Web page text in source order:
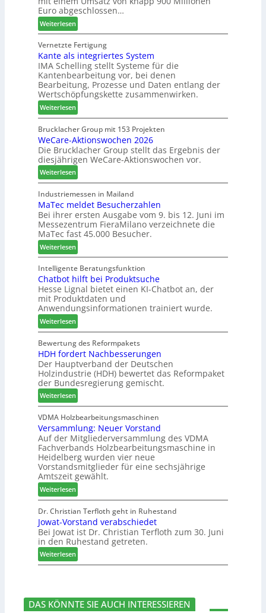
o
z
e
s
s
T
r
e
f
f
e
i
n
n
:
N
e
u
e
r
G
e
s
c
h
ä
f
t
s
f
ü
h
r
e
r
Euro abgeschlossen…
Weiterlesen:
S
C
M
z
i
e
h
t
B
i
l
a
n
z
i
n
I
t
a
l
i
e
n
Vernetzte Fertigung
Kante als integriertes System
IMA Schelling stellt Systeme für die
Kantenbearbeitung vor, bei denen
Bearbeitung, Prozesse und Daten entlang der
Wertschöpfungskette zusammenwirken.
Weiterlesen:
K
a
n
t
e
l
s
i
n
t
e
r
i
e
r
t
e
s
S
y
s
t
e
m
Brucklacher Group mit 153 Projekten
WeCare-Aktionswochen 2026
Die Brucklacher Group stellt das Ergebnis der
diesjährigen WeCare-Aktionswochen vor.
Weiterlesen:
W
e
C
a
r
e
-
A
k
t
i
o
n
s
w
o
c
h
e
n
2
0
2
6
Industriemessen in Mailand
MaTec meldet Besucherzahlen
Bei ihrer ersten Ausgabe vom 9. bis 12. Juni im
Messezentrum FieraMilano verzeichnete die
MaTec fast 45.000 Besucher.
Weiterlesen:
M
a
T
e
c
m
e
l
d
e
t
B
e
s
u
c
h
e
r
z
a
h
l
e
n
Intelligente Beratungsfunktion
Chatbot hilft bei Produktsuche
Hesse Lignal bietet einen KI-Chatbot an, der
mit Produktdaten und
Anwendungsinformationen trainiert wurde.
Weiterlesen:
C
h
a
t
b
o
t
h
i
l
f
t
b
e
i
P
r
o
d
u
k
t
s
h
e
Bewertung des Reformpakets
HDH fordert Nachbesserungen
Der Hauptverband der Deutschen
Holzindustrie (HDH) bewertet das Reformpaket
der Bundesregierung gemischt.
Weiterlesen:
H
D
H
f
o
r
d
e
r
t
N
a
c
h
b
e
e
r
VDMA Holzbearbeitungsmaschinen
Versammlung: Neuer Vorstand
Auf der Mitgliederversammlung des VDMA
Fachverbands Holzbearbeitungsmaschine in
Heidelberg wurden vier neue
Vorstandsmitglieder für eine sechsjährige
Amtszeit gewählt.
Weiterlesen:
V
e
r
s
a
m
g
Dr. Christian Terfloth geht in Ruhestand
Jowat-Vorstand verabschiedet
Bei Jowat ist Dr. Christian Terfloth zum 30. Juni
in den Ruhestand getreten.
Weiterlesen:
J
a
t
DAS KÖNNTE SIE AUCH INTERESSIEREN